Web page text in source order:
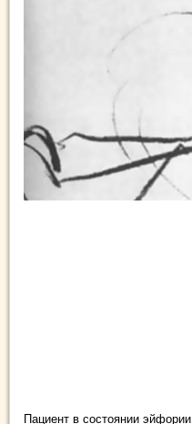
Пациент в состоянии эйфории.